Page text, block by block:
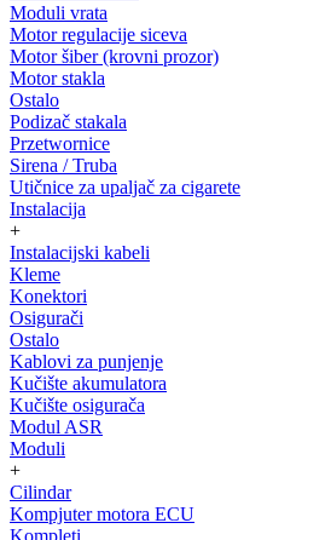
Moduli vrata
Motor regulacije siceva
Motor šiber (krovni prozor)
Motor stakla
Ostalo
Podizač stakala
Przetwornice
Sirena / Truba
Utičnice za upaljač za cigarete
Instalacija
+
Instalacijski kabeli
Kleme
Konektori
Osigurači
Ostalo
Kablovi za punjenje
Kučište akumulatora
Kučište osigurača
Modul ASR
Moduli
+
Cilindar
Kompjuter motora ECU
Kompleti